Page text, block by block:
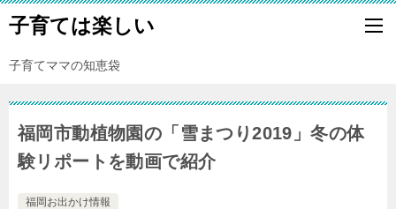
子育ては楽しい
子育てママの知恵袋
福岡市動植物園の「雪まつり2019」冬の体
験リポートを動画で紹介
福岡お出かけ情報